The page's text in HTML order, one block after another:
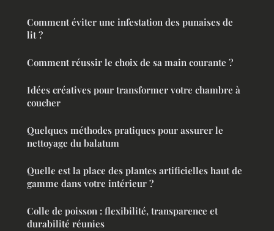
Comment éviter une infestation des punaises de
lit ?
Comment réussir le choix de sa main courante ?
Idées créatives pour transformer votre chambre à
coucher
Quelques méthodes pratiques pour assurer le
nettoyage du balatum
Quelle est la place des plantes artificielles haut de
gamme dans votre intérieur ?
Colle de poisson : flexibilité, transparence et
durabilité réunies